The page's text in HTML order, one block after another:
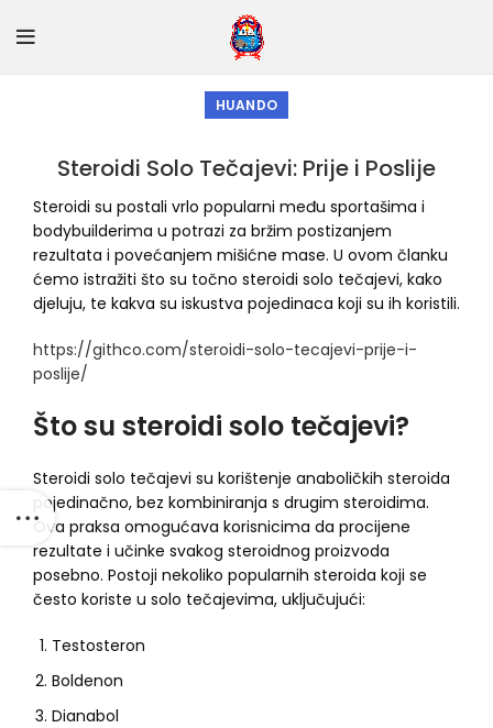
HUANDO
Steroidi Solo Tečajevi: Prije i Poslije
Steroidi su postali vrlo popularni među sportašima i
bodybuilderima u potrazi za bržim postizanjem
rezultata i povećanjem mišićne mase. U ovom članku
ćemo istražiti što su točno steroidi solo tečajevi, kako
djeluju, te kakva su iskustva pojedinaca koji su ih koristili.
https://githco.com/steroidi-solo-tecajevi-prije-i-
poslije/
Što su steroidi solo tečajevi?
Steroidi solo tečajevi su korištenje anaboličkih steroida
pojedinačno, bez kombiniranja s drugim steroidima.
Ova praksa omogućava korisnicima da procijene
rezultate i učinke svakog steroidnog proizvoda
posebno. Postoji nekoliko popularnih steroida koji se
često koriste u solo tečajevima, uključujući:
Testosteron
Boldenon
Dianabol